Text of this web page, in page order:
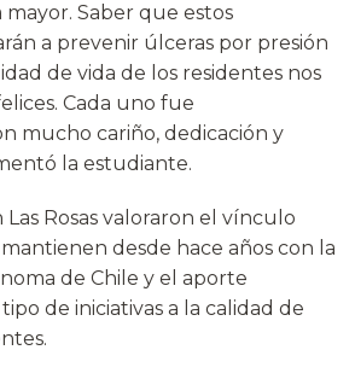
Saber que estos
a prevenir úlceras por presión
de vida de los residentes nos
Cada uno fue
mucho cariño, dedicación y
la estudiante.
Rosas valoraron el vínculo
desde hace años con la
de Chile y el aporte
de iniciativas a la calidad de